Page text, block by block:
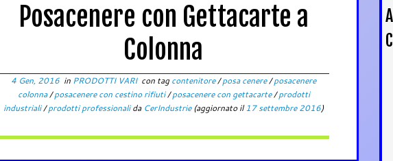
Posacenere con Gettacarte a
Colonna
4 Gen, 2016 in PRODOTTI VARI con tagcontenitore/posa cenere/posacenere
colonna/posacenere con cestino rifiuti/posacenere con gettacarte/prodotti
industriali/prodotti professionalida CerIndustrie(aggiornato il17 settembre 2016)